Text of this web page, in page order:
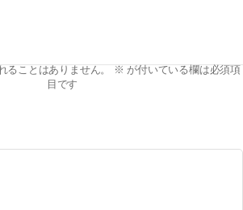
ることはありません。 ※ が付いている欄は必須項
目です